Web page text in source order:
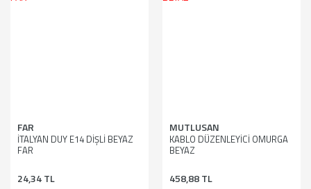
FAR
İTALYAN DUY E14 DİŞLİ BEYAZ
FAR
24,34 TL
MUTLUSAN
KABLO DÜZENLEYİCİ OMURGA
BEYAZ
458,88 TL